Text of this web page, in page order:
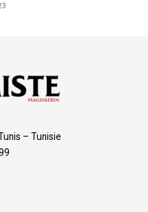
– Tunisie